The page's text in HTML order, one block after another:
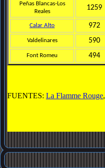
Peñas Blancas-Los
Reales
1259
Calar Alto 972
Valdelinares 590
Font Romeu 494
FUENTES: La Flamme Rouge,